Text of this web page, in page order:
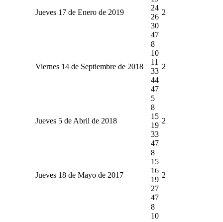
Jueves 17 de Enero de 2019
24
26
30
47
2
Viernes 14 de Septiembre de 2018
8
10
11
33
44
47
2
Jueves 5 de Abril de 2018
5
8
15
19
33
47
2
Jueves 18 de Mayo de 2017
8
15
16
19
27
47
2
8
10